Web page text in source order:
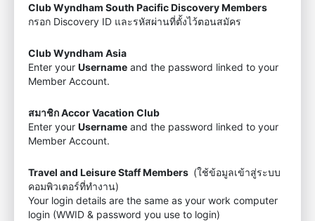
Club Wyndham South Pacific Discovery Members
กรอก Discovery ID และรหัสผ่านที่ตั้งไว้ตอนสมัคร
Club Wyndham Asia
Enter your Username and the password linked to your
Member Account.
สมาชิก Accor Vacation Club
Enter your Username and the password linked to your
Member Account.
Travel and Leisure Staff Members (ใช้ข้อมูลเข้าสู่ระบบ
คอมพิวเตอร์ที่ทำงาน)
Your login details are the same as your work computer
login (WWID & password you use to login)